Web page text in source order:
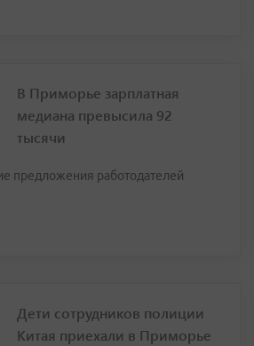
В Приморье зарплатная
медиана превысила 92
тысячи
предложения работодателей
Дети сотрудников полиции
Китая приехали в Приморье